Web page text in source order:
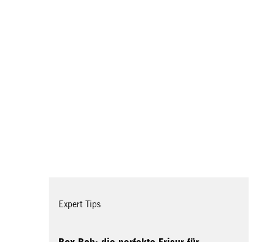
Expert Tips